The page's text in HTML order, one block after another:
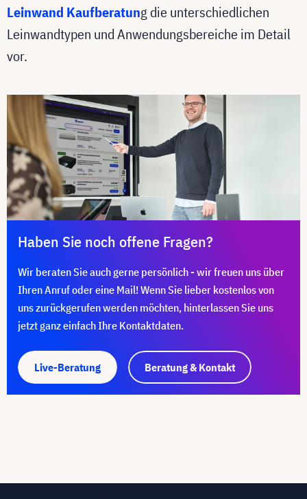
Leinwand Kaufberatung die unterschiedlichen
Leinwandtypen und Anwendungsbereiche im Detail
vor.
Haben Sie noch offene Fragen?
Wir beraten Sie auch gerne persönlich - wir freuen uns über
Ihren Anruf oder eine Mail! Wenn Sie lieber kostenlos von
uns zurückgerufen werden möchten, hinterlassen Sie uns
jetzt ganz einfach Ihre Kontaktdaten.
Live-Beratung Beratung & Kontakt